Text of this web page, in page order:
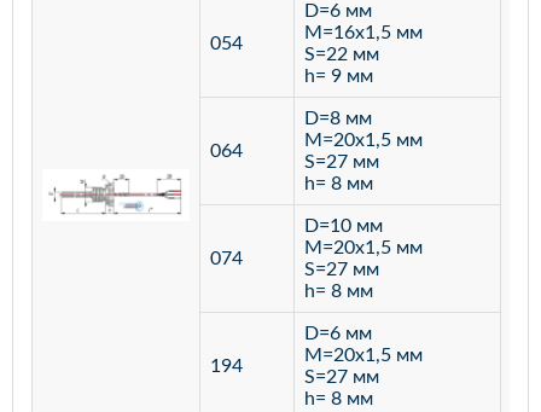
054
D=6 мм
M=16х1,5 мм
S=22 мм
h= 9 мм
064
D=8 мм
M=20х1,5 мм
S=27 мм
h= 8 мм
074
D=10 мм
M=20х1,5 мм
S=27 мм
h= 8 мм
194
D=6 мм
M=20х1,5 мм
S=27 мм
h= 8 мм